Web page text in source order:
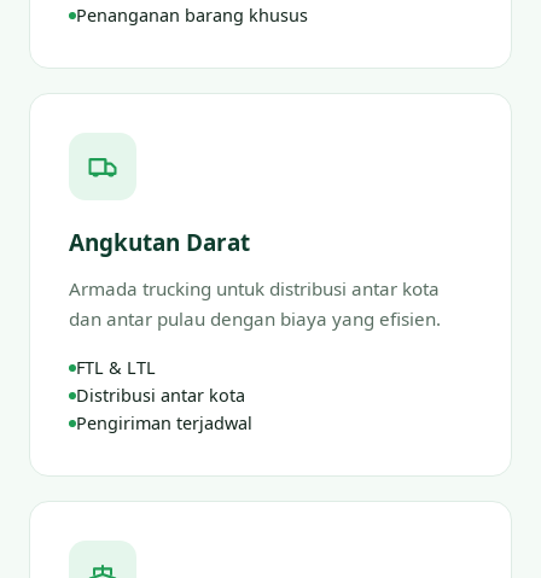
Penanganan barang khusus
Angkutan Darat
Armada trucking untuk distribusi antar kota
dan antar pulau dengan biaya yang efisien.
FTL & LTL
Distribusi antar kota
Pengiriman terjadwal